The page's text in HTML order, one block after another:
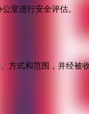
室进行安全评估。
方式和范围，并经被收